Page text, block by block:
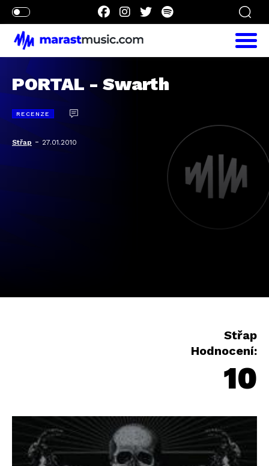
PORTAL - Swarth
RECENZE
Střap - 27.01.2010
Střap
Hodnocení:
10